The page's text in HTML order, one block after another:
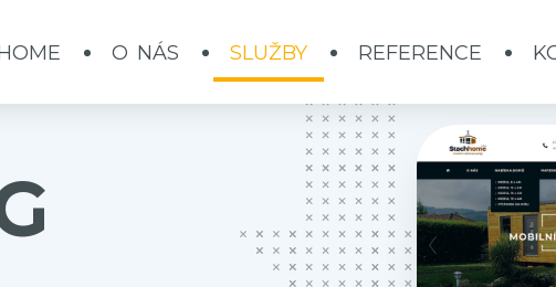
O NÁS SLUŽBY REFERENCE